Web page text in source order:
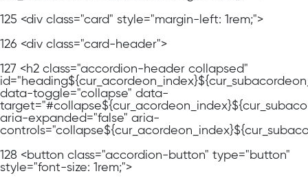
125 <div class="card" style="margin-left: 1rem;">
126 <div class="card-header">
127 <h2 class="accordion-header collapsed"
data-toggle="collapse" data-
aria-expanded="false" aria-
128 <button class="accordion-button" type="button"
style="font-size: 1rem;">